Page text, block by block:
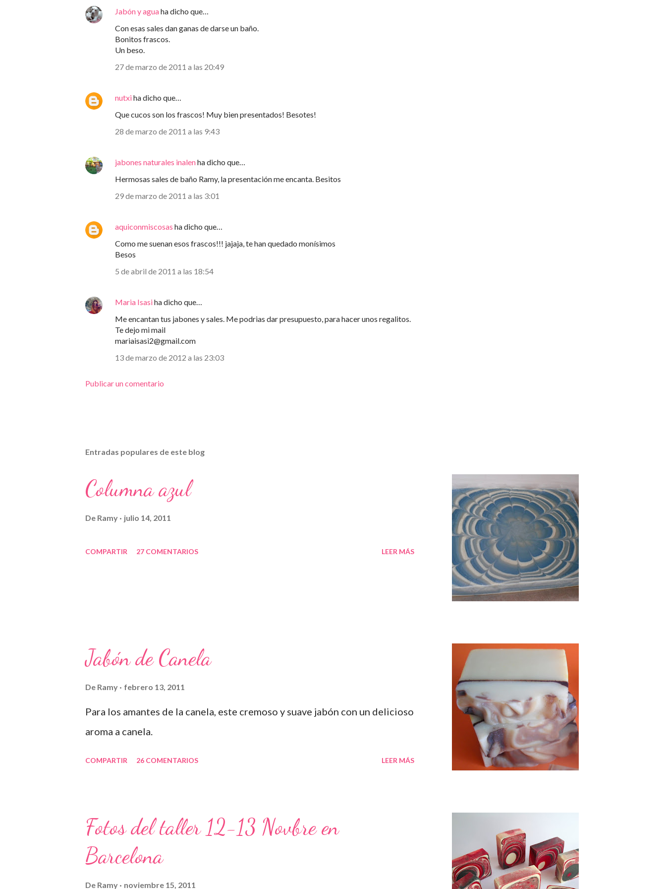
Jabón y aguaha dicho que…
Con esas sales dan ganas de darse un baño.
Bonitos frascos.
Un beso.
27 de marzo de 2011 a las 20:49
nutxiha dicho que…
Que cucos son los frascos! Muy bien presentados! Besotes!
28 de marzo de 2011 a las 9:43
jabones naturales inalenha dicho que…
Hermosas sales de baño Ramy, la presentación me encanta. Besitos
29 de marzo de 2011 a las 3:01
aquiconmiscosas ha dicho que…
Como me suenan esos frascos!!! jajaja, te han quedado monísimos
Besos
5 de abril de 2011 a las 18:54
Maria Isasiha dicho que…
Me encantan tus jabones y sales. Me podrias dar presupuesto, para hacer unos regalitos.
Te dejo mi mail
mariaisasi2@gmail.com
13 de marzo de 2012 a las 23:03
Publicar un comentario
Entradas populares de este blog
Columna azul
De Ramy julio 14, 2011
COMPARTIR 27 COMENTARIOS LEER MÁS
Jabón de Canela
De Ramy febrero 13, 2011
Para los amantes de la canela, este cremoso y suave jabón con un delicioso
aroma a canela.
COMPARTIR 26 COMENTARIOS LEER MÁS
Fotos del taller 12-13 Novbre en
Barcelona
De Ramy noviembre 15, 2011